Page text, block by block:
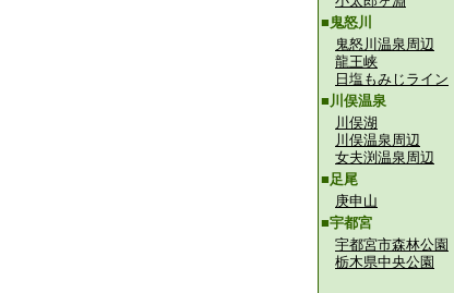
■鬼怒川
鬼怒川温泉周辺
龍王峡
日塩もみじライン
■川俣温泉
川俣湖
川俣温泉周辺
女夫渕温泉周辺
■足尾
庚申山
■宇都宮
宇都宮市森林公園
栃木県中央公園